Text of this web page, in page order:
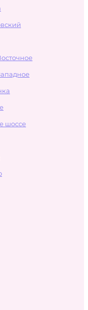
шоссе